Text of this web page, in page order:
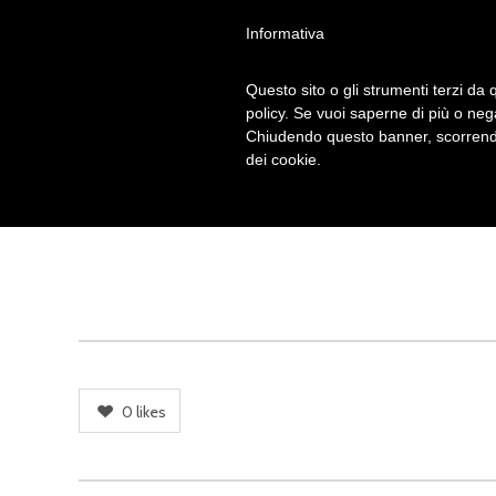
0 likes
Informativa
Questo sito o gli strumenti terzi da
policy. Se vuoi saperne di più o
Chiudendo questo banner,
dei cookie.